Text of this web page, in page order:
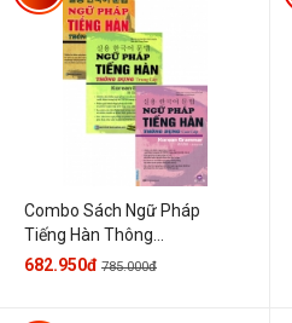
Combo Sách Ngữ Pháp
Tiếng Hàn Thông...
682.950đ 785.000đ